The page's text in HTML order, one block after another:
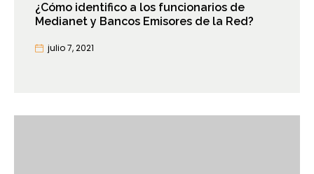
¿Cómo identifico a los funcionarios de
Medianet y Bancos Emisores de la Red?
julio 7, 2021